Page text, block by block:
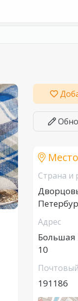
Страна и
Адрес
10
191186